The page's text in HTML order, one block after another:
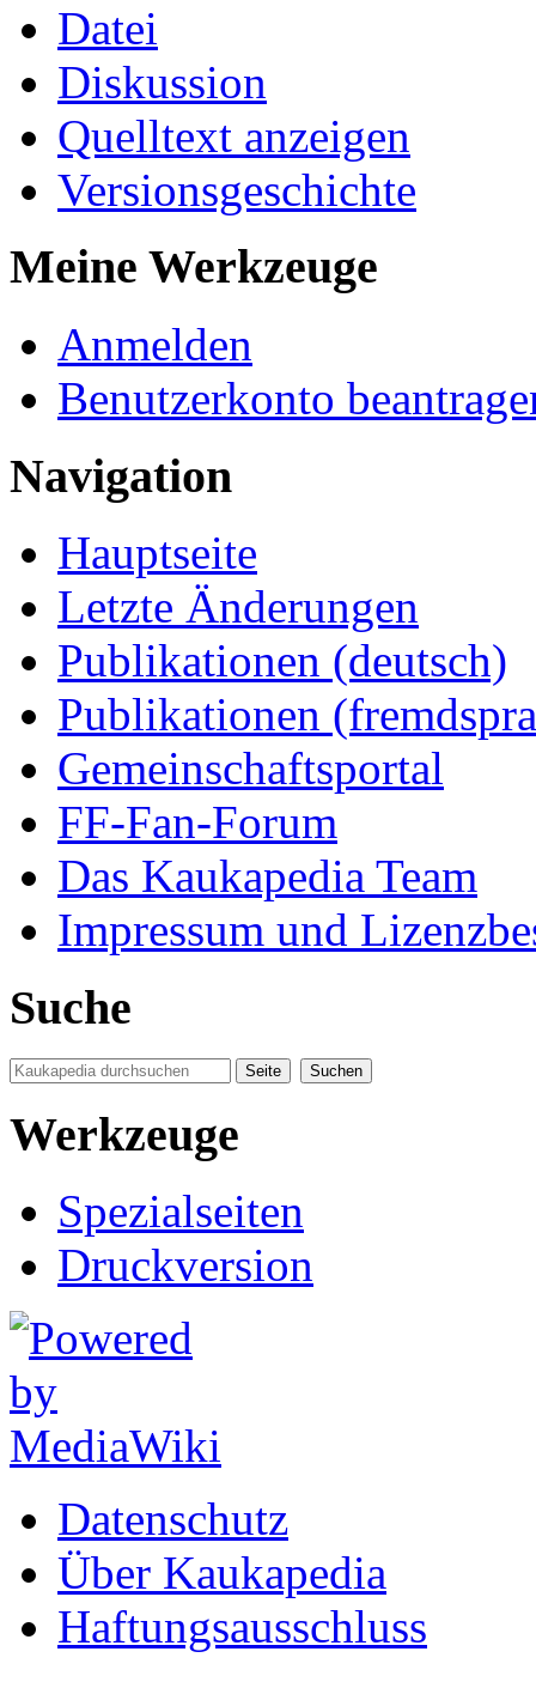
Datei
Diskussion
Quelltext anzeigen
Versionsgeschichte
Meine Werkzeuge
Anmelden
Benutzerkonto
Navigation
Hauptseite
Letzte Änderungen
Publikationen (deutsch)
Publikationen
Gemeinschaftsportal
FF-Fan-Forum
Das Kaukapedia Team
Impressum und
Suche
Werkzeuge
Spezialseiten
Druckversion
Datenschutz
Über Kaukapedia
Haftungsausschluss